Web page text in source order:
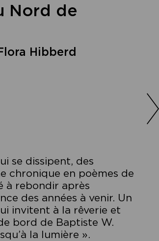
Nord de
Hibberd
se dissipent, des
chronique en poèmes de
à rebondir après
des années à venir. Un
invitent à la rêverie et
bord de Baptiste W.
la lumière ».